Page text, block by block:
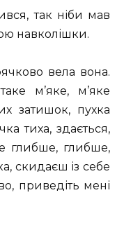
так ніби мав
навколішки.
вела вона.
м’яке, м’яке
затишок, пухка
тиха, здається,
глибше, глибше,
скидаєш із себе
приведіть мені